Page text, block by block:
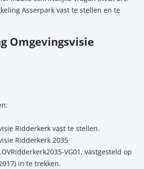
Asserpark vast te stellen en te
Omgevingsvisie
Ridderkerk vast te stellen.
Ridderkerk 2035
VG01, vastgesteld op
in te trekken.